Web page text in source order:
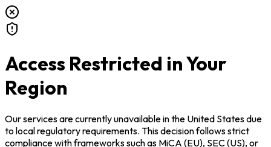
Access Restricted in Your
Region
Our services are currently unavailable inthe United Statesdue
to local regulatory requirements. This decision follows strict
compliance with frameworks such as MiCA (EU), SEC (US), or